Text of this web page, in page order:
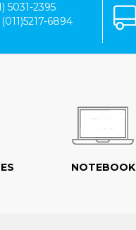
5031-2395
6894
NOTEBOOK